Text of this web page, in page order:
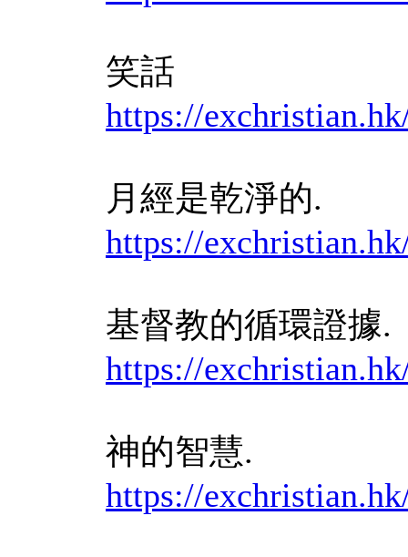
笑話
https://
月經是乾淨的.
https://
基督教的循環證據.
https://
神的智慧.
https://